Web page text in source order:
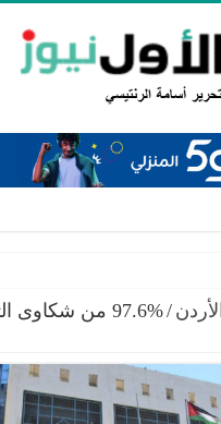
الشمال” يجسد التزام
/
%97.6 من شكاوى